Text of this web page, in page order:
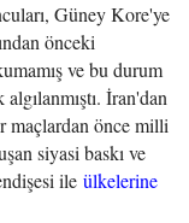
Güney Kore'ye
önceki
ve bu durum
İran'dan
maçlardan önce milli
siyasi baskı ve
ile ülkelerine